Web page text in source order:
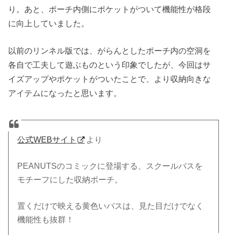
り。あと、ポーチ内側にポケットがついて機能性が格段
に向上していました。
以前のリンネル版では、がらんとしたポーチ内の空洞を
各自で工夫して遊ぶものという印象でしたが、今回はサ
イズアップやポケットがついたことで、より収納向きな
アイテムになったと思います。
公式WEBサイト より
PEANUTSのコミックに登場する、スクールバスを
モチーフにした収納ポーチ。
置くだけで映える黄色いバスは、見た目だけでなく
機能性も抜群！